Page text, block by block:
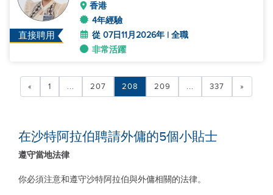
直接聘用
香港
4年經驗
從 07日11月2026年 | 全職
非常活躍
« 1 ... 207 208 209 ... 337 »
在沙特阿拉伯聘請外傭的5個小貼士
遵守當地法律
你必須注意和遵守沙特阿拉伯與外傭相關的法律。